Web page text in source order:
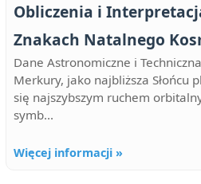
Obliczenia i
Znakach Natalnego
Dane Astronomiczne i
Merkury, jako najbliższa Słońcu
się najszybszym ruchem
symb...
Więcej informacji »